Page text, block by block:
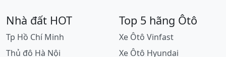
Nhà đất HOT
Tp Hồ Chí Minh
Thủ đô Hà Nội
Top 5 hãng Ôtô
Xe Ôtô Vinfast
Xe Ôtô Hyundai